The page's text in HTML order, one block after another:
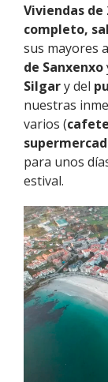
Viviendas
completo,
sus mayores
de Sanxenxo
Silgary del
nuestras
varios (
para unos
estival.